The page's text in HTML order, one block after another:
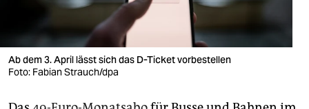
verlag
veranstaltungen
shop
Ab dem 3. April lässt sich das D-Ticket vorbestellen
Foto: Fabian Strauch/dpa